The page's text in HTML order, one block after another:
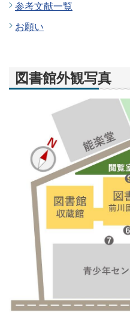
参考文献一覧
お願い
図書館外観写真